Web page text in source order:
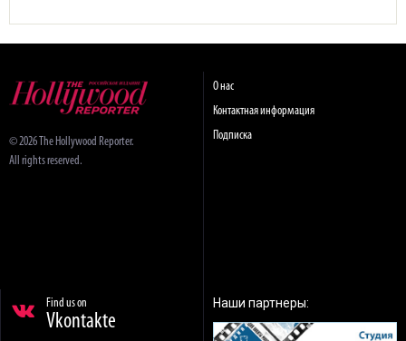
© 2026 The Hollywood Reporter.
All rights reserved.
О нас
Контактная информация
Подписка
Find us on
Vkontakte
Наши партнеры: